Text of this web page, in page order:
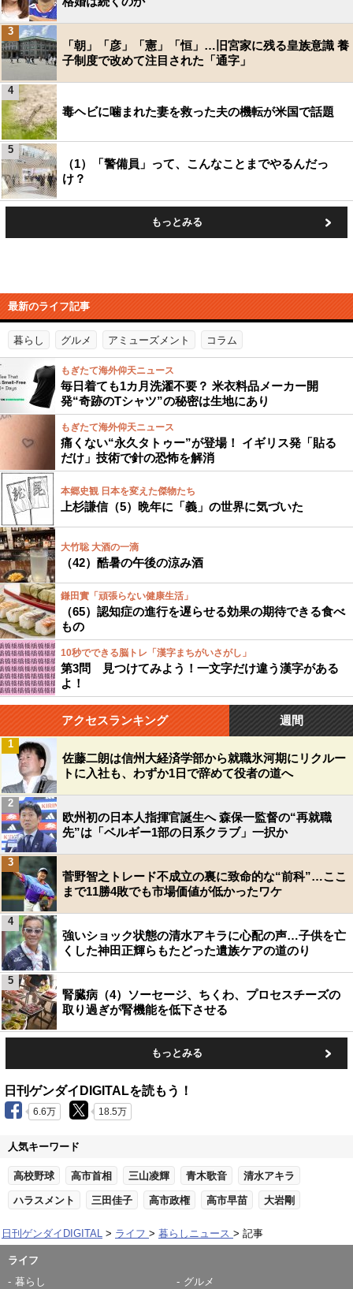
「朝」「彦」「憲」「恒」…旧宮家に残る皇族意識 養
子制度で改めて注目された「通字」
3
毒ヘビに噛まれた妻を救った夫の機転が米国で話題
4
（1）「警備員」って、こんなことまでやるんだっ
け？
5
もっとみる
最新のライフ記事
暮らし グルメ アミューズメント コラム
もぎたて海外仰天ニュース
毎日着ても1カ月洗濯不要？ 米衣料品メーカー開
発“奇跡のTシャツ”の秘密は生地にあり
もぎたて海外仰天ニュース
痛くない“永久タトゥー”が登場！ イギリス発「貼る
だけ」技術で針の恐怖を解消
本郷史観 日本を変えた傑物たち
上杉謙信（5）晩年に「義」の世界に気づいた
大竹聡 大酒の一滴
（42）酷暑の午後の涼み酒
鎌田實「頑張らない健康生活」
（65）認知症の進行を遅らせる効果の期待できる食べ
もの
10秒でできる脳トレ「漢字まちがいさがし」
第3問 見つけてみよう！一文字だけ違う漢字がある
よ！
アクセスランキング 週間
佐藤二朗は信州大経済学部から就職氷河期にリクルー
トに入社も、わずか1日で辞めて役者の道へ
1
欧州初の日本人指揮官誕生へ 森保一監督の“再就職
先”は「ベルギー1部の日系クラブ」一択か
2
菅野智之トレード不成立の裏に致命的な“前科”…ここ
まで11勝4敗でも市場価値が低かったワケ
3
強いショック状態の清水アキラに心配の声…子供を亡
くした神田正輝らもたどった遺族ケアの道のり
4
腎臓病（4）ソーセージ、ちくわ、プロセスチーズの
取り過ぎが腎機能を低下させる
5
もっとみる
日刊ゲンダイDIGITALを読もう！
6.6万 18.5万
人気キーワード
高校野球 高市首相 三山凌輝 青木歌音 清水アキラ
ハラスメント 三田佳子 高市政権 高市早苗 大岩剛
日刊ゲンダイDIGITAL ライフ 暮らしニュース 記事
ライフ
暮らし
グルメ